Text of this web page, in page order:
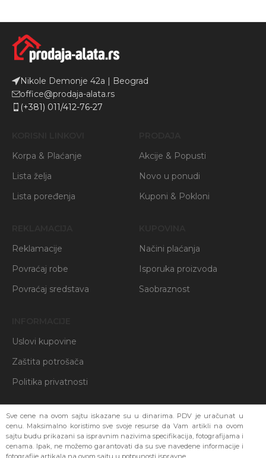
Nikole Demonje 42a | Beograd
office@prodaja-alata.rs
(+381) 011/412-76-27
Korpa & Plaćanje
Lista želja
Lista poređenja
Akcije & Popusti
Novo u ponudi
Kuponi & Pokloni
Reklamacije
Povraćaj robe
Povraćaj sredstava
Načini plaćanja
Isporuka proizvoda
Saobraznost
Uslovi kupovine
Zaštita potrošača
Politika privatnosti
Sve cene na ovom sajtu iskazane su u dinarima. PDV je uračunat u
cenu. Maksimalno koristimo sve svoje resurse da Vam artikli na ovom
sajtu budu prikazani sa ispravnim nazivima specifikacija, fotografijama i
cenama. Ipak, ne možemo garantovati da su sve navedene informacije i